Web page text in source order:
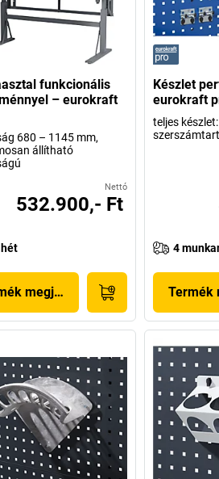
funkcionális
– eurokraft
680 – 1145 mm,
állítható
Nettó
532.900,- Ft
megjelenítése
Készlet
eurokraft
teljes
4
Termék